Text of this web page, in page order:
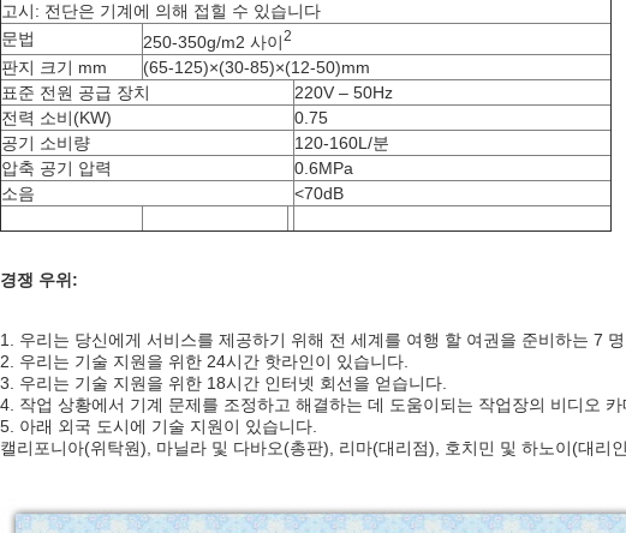
고시: 전단은 기계에 의해 접힐 수 있습니다
문법
250-350g/m2 사이2
판지 크기 mm
(65-125)×(30-85)×(12-50)mm
표준 전원 공급 장치
220V – 50Hz
전력 소비(KW)
0.75
공기 소비량
120-160L/분
압축 공기 압력
0.6MPa
소음
<70dB
경쟁 우위:
1. 우리는 당신에게 서비스를 제공하기 위해 전 세계를 여행 할 여권을 준비하는 7
2. 우리는 기술 지원을 위한 24시간 핫라인이 있습니다.
3. 우리는 기술 지원을 위한 18시간 인터넷 회선을 얻습니다.
4. 작업 상황에서 기계 문제를 조정하고 해결하는 데 도움이되는 작업장의 비디오 카
5. 아래 외국 도시에 기술 지원이 있습니다.
캘리포니아(위탁원), 마닐라 및 다바오(총판), 리마(대리점), 호치민 및 하노이(대리